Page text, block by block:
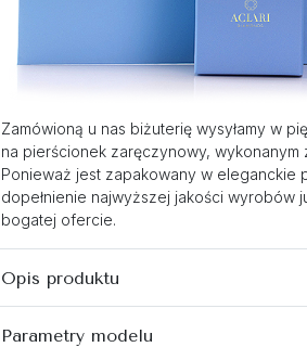
Zamówioną u nas biżuterię wysyłamy w
na pierścionek zaręczynowy, wykonanym
Ponieważ jest zapakowany w eleganckie
dopełnienie najwyższej jakości wyrobów
bogatej ofercie.
Opis produktu
Parametry modelu